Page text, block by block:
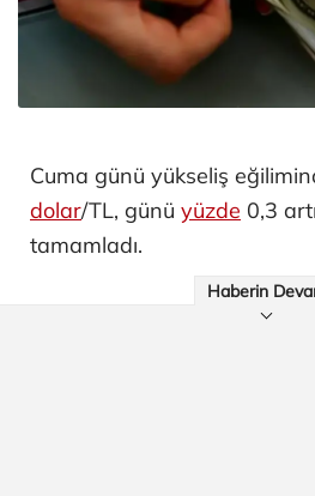
Cuma günü yükseliş
dolar/TL, günü yüzde 0,3
tamamladı.
Haberin